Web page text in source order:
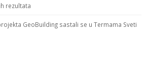
rezultata
GeoBuilding sastali se u Termama Sveti